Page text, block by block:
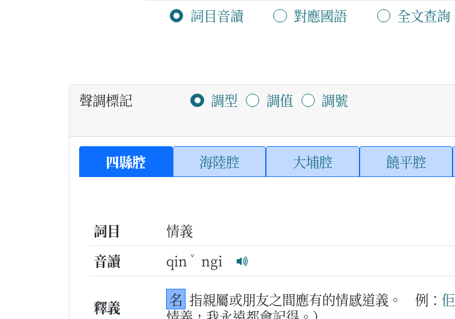
詞目音讀 對應國語 全文查詢
聲調標記 調型 調值 調號
四縣腔 海陸腔 大埔腔 饒平腔
詞目
情義
音讀
qin ˇ ngi
釋義 名 指親屬或朋友之間應有的情感道義。 例： 佢